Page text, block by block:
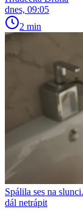
dnes, 09:05
2 min
Spálila ses na
dál netrápit